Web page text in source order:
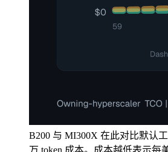
B200 与 MI300X 在此对比默认
万 token 成本。成本越低表示每